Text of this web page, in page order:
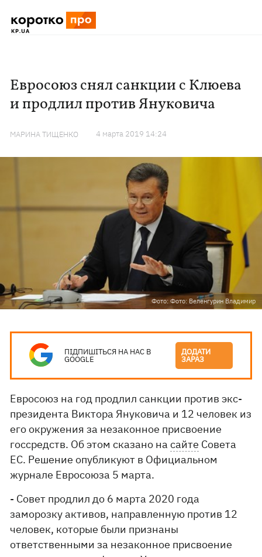
Евросоюз снял санкции с Клюева
и продлил против Януковича
МАРИНА ТИЩЕНКО 4 марта 2019 14:24
Фото: Фото: Веленгурин Владимир
ПІДПИШІТЬСЯ НА НАС В
GOOGLE
ДОДАТИ
ЗАРАЗ
Евросоюз на год продлил санкции против экс-
президента Виктора Януковича и 12 человек из
его окружения за незаконное присвоение
госсредств. Об этом сказано насайте Совета
ЕС. Решение опубликуют в Официальном
журнале Евросоюза 5 марта.
- Совет продлил до 6 марта 2020 года
заморозку активов, направленную против 12
человек, которые были признаны
ответственными за незаконное присвоение